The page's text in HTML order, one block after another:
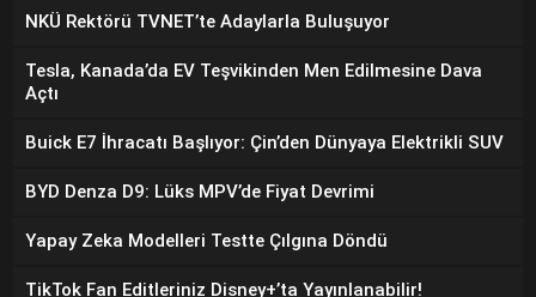
NKÜ Rektörü TVNET’te Adaylarla Buluşuyor
Tesla, Kanada’da EV Teşvikinden Men Edilmesine Dava
Açtı
Buick E7 İhracatı Başlıyor: Çin’den Dünyaya Elektrikli SUV
BYD Denza D9: Lüks MPV’de Fiyat Devrimi
Yapay Zeka Modelleri Testte Çılgına Döndü
TikTok Fan Editleriniz Disney+’ta Yayınlanabilir!